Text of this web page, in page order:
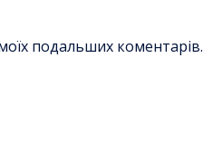
подальших коментарів.